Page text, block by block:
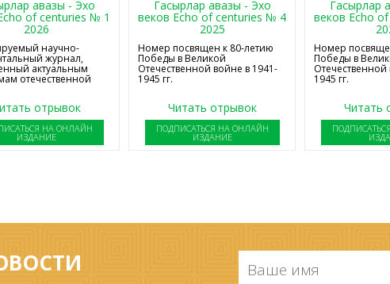
авазы - Эхо
of centuries № 1
2026
научно-
журнал,
актуальным
отечественной
отрывок
НА ОНЛАЙН
ИЗДАНИЕ
Гасырлар авазы - Эхо
веков Echo of centuries № 4
2025
Номер посвящен к 80-летию
Победы в Великой
Отечественной войне в 1941-
1945 гг.
Читать отрывок
ПОДПИСАТЬСЯ НА ОНЛАЙН
ИЗДАНИЕ
Гасырлар
веков Echo
Номер
Победы в
1945 гг.
Читать
имя